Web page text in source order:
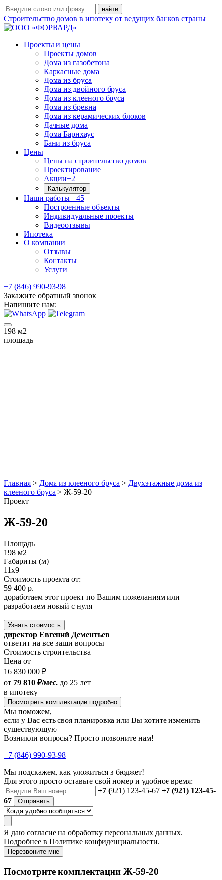
Строительство домов в ипотеку от ведущих банков страны
Проекты и цены
Проекты домов
Дома из газобетона
Каркасные дома
Дома из бруса
Дома из двойного бруса
Дома из клееного бруса
Дома из бревна
Дома из керамических блоков
Дачные дома
Дома Барнхаус
Бани из бруса
Цены
Цены на строительство домов
Проектирование
Акции+2
Калькулятор
Наши работы +45
Построенные объекты
Индивидуальные проекты
Видеоотзывы
Ипотека
О компании
Отзывы
Контакты
Услуги
+7 (846) 990-93-98
Закажите обратный звонок
Напишите нам:
198 м2
площадь
Главная > Дома из клееного бруса > Двухэтажные дома из
клееного бруса > Ж-59-20
Проект
Ж-59-20
Площадь
198 м2
Габариты (м)
11x9
Стоимость проекта от:
59 400 р.
доработаем этот проект по Вашим пожеланиям или
разработаем новый с нуля
Узнать стоимость
директор Евгений Дементьев
ответит на все ваши вопросы
Стоимость строительства
Цена от
16 830 000 ₽
от 79 810 ₽/мес. до 25 лет
в ипотеку
Посмотреть комплектации подробно
Мы поможем,
если у Вас есть своя планировка или Вы хотите изменить
существующую
Возникли вопросы? Просто позвоните нам!
+7 (846) 990-93-98
Мы подскажем, как уложиться в бюджет!
Для этого просто оставьте свой номер и удобное время:
+7 (921) 123-45-67 +7 (921) 123-45-
67
Отправить
Я даю согласие на обработку персональных данных.
Подробнее в Политике конфиденциальности.
Перезвоните мне
Посмотрите комплектации Ж-59-20